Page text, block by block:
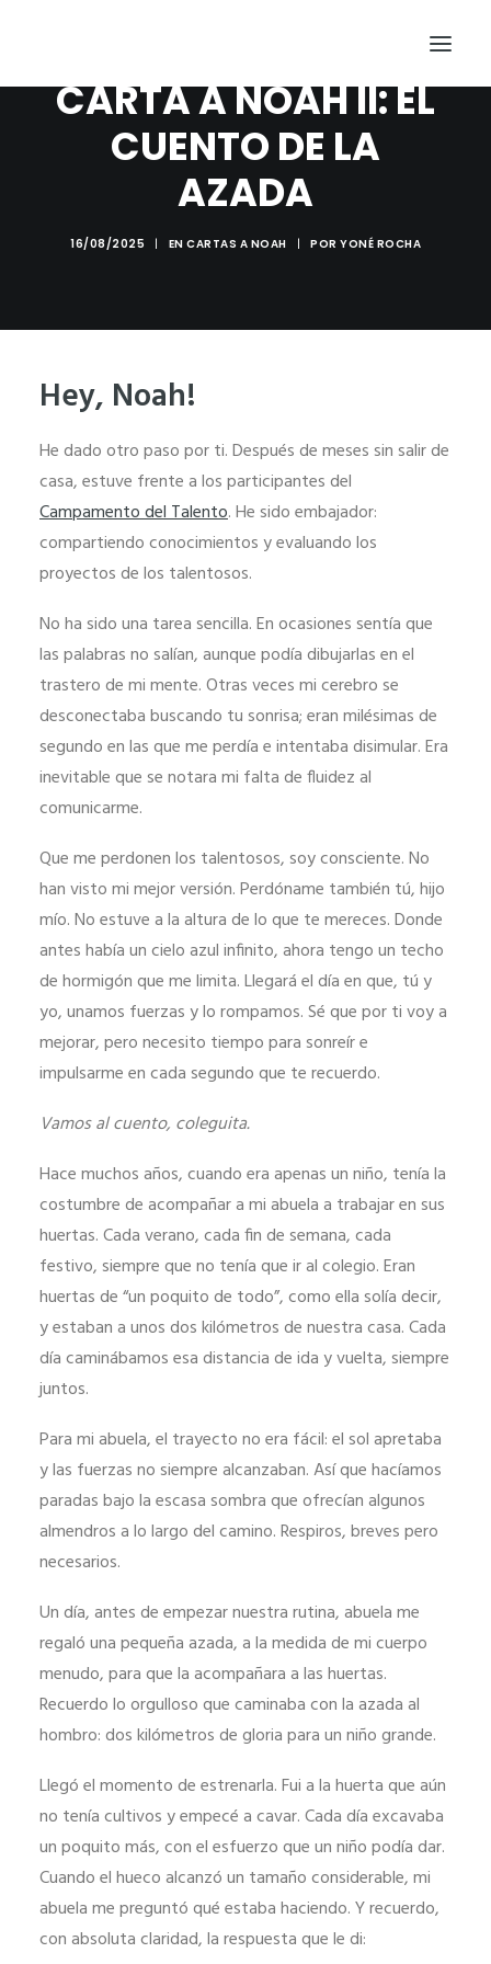
PRINCIPIOS
FRAGMENTOS DE CÓDIGO
CARTA A NOAH II: EL
CUENTO DE LA
AZADA
16/08/2025 | EN CARTAS A NOAH | POR YONÉ ROCHA
Hey, Noah!
He dado otro paso por ti. Después de meses sin salir de
casa, estuve frente a los participantes del
Campamento del Talento. He sido embajador:
compartiendo conocimientos y evaluando los
proyectos de los talentosos.
No ha sido una tarea sencilla. En ocasiones sentía que
las palabras no salían, aunque podía dibujarlas en el
trastero de mi mente. Otras veces mi cerebro se
desconectaba buscando tu sonrisa; eran milésimas de
segundo en las que me perdía e intentaba disimular. Era
inevitable que se notara mi falta de fluidez al
comunicarme.
Que me perdonen los talentosos, soy consciente. No
han visto mi mejor versión. Perdóname también tú, hijo
mío. No estuve a la altura de lo que te mereces. Donde
antes había un cielo azul infinito, ahora tengo un techo
de hormigón que me limita. Llegará el día en que, tú y
yo, unamos fuerzas y lo rompamos. Sé que por ti voy a
mejorar, pero necesito tiempo para sonreír e
impulsarme en cada segundo que te recuerdo.
Vamos al cuento, coleguita.
Hace muchos años, cuando era apenas un niño, tenía la
costumbre de acompañar a mi abuela a trabajar en sus
huertas. Cada verano, cada fin de semana, cada
festivo, siempre que no tenía que ir al colegio. Eran
huertas de “un poquito de todo”, como ella solía decir,
y estaban a unos dos kilómetros de nuestra casa. Cada
día caminábamos esa distancia de ida y vuelta, siempre
juntos.
Para mi abuela, el trayecto no era fácil: el sol apretaba
y las fuerzas no siempre alcanzaban. Así que hacíamos
paradas bajo la escasa sombra que ofrecían algunos
almendros a lo largo del camino. Respiros, breves pero
necesarios.
Un día, antes de empezar nuestra rutina, abuela me
regaló una pequeña azada, a la medida de mi cuerpo
menudo, para que la acompañara a las huertas.
Recuerdo lo orgulloso que caminaba con la azada al
hombro: dos kilómetros de gloria para un niño grande.
Llegó el momento de estrenarla. Fui a la huerta que aún
no tenía cultivos y empecé a cavar. Cada día excavaba
un poquito más, con el esfuerzo que un niño podía dar.
Cuando el hueco alcanzó un tamaño considerable, mi
abuela me preguntó qué estaba haciendo. Y recuerdo,
con absoluta claridad, la respuesta que le di:
Necesarias
cookies no
son
opcionales.
para que
funcione la
web.
Para que
mejorar la
funcionalidad
y estructura
de la web, en
base a cómo
se usa la web.
Para que
nuestra web
funcione lo
mejor posible
durante tu
estas cookies,
algunas
funcionalidades
desaparecerán
de la web.
Marketing
Al compartir tus
intereses y
mientras visitas
nuestro sitio,